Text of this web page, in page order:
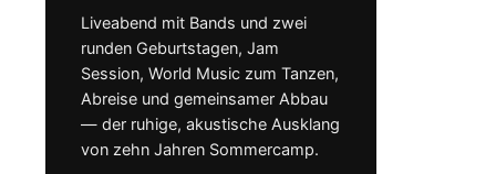
Liveabend mit Bands und zwei
runden Geburtstagen, Jam
Session, World Music zum Tanzen,
Abreise und gemeinsamer Abbau
— der ruhige, akustische Ausklang
von zehn Jahren Sommercamp.